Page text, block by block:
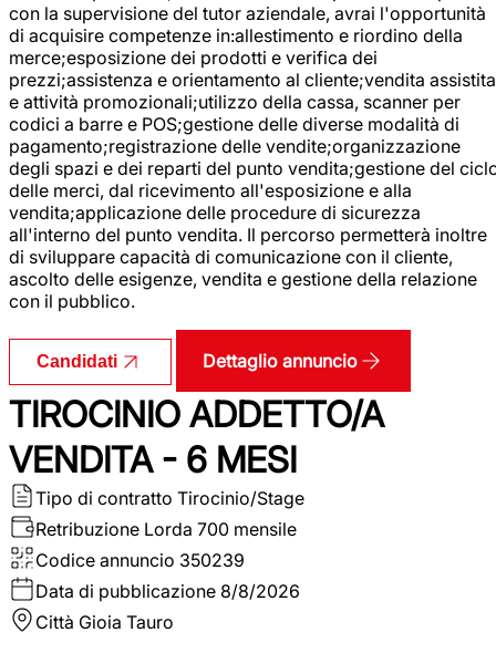
con la supervisione del tutor aziendale, avrai l'opportunità
di acquisire competenze in:allestimento e riordino della
merce;esposizione dei prodotti e verifica dei
prezzi;assistenza e orientamento al cliente;vendita assistita
e attività promozionali;utilizzo della cassa, scanner per
codici a barre e POS;gestione delle diverse modalità di
pagamento;registrazione delle vendite;organizzazione
degli spazi e dei reparti del punto vendita;gestione del
delle merci, dal ricevimento all'esposizione e alla
vendita;applicazione delle procedure di sicurezza
all'interno del punto vendita. Il percorso permetterà inoltre
di sviluppare capacità di comunicazione con il cliente,
ascolto delle esigenze, vendita e gestione della relazione
con il pubblico.
Candidati Dettaglio annuncio
TIROCINIO ADDETTO/A
VENDITA - 6 MESI
Tipo di contratto Tirocinio/Stage
Retribuzione Lorda 700 mensile
Codice annuncio 350239
Data di pubblicazione 8/8/2026
Città Gioia Tauro